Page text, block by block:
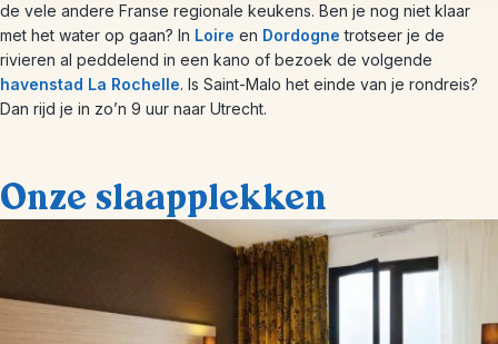
de vele andere Franse regionale keukens. Ben je nog niet klaar
met het water op gaan? In Loire en Dordogne trotseer je de
rivieren al peddelend in een kano of bezoek de volgende
havenstad La Rochelle. Is Saint-Malo het einde van je rondreis?
Dan rijd je in zo’n 9 uur naar Utrecht.
Onze slaapplekken